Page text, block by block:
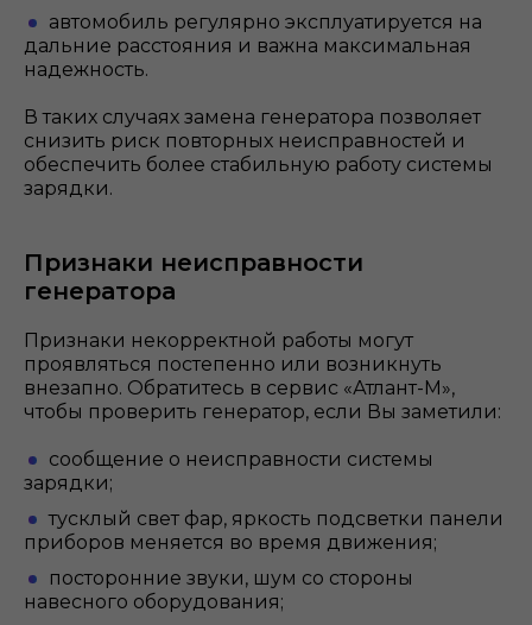
автомобиль регулярно эксплуатируется на
дальние расстояния и важна максимальная
надежность.
В таких случаях замена генератора позволяет
снизить риск повторных неисправностей и
обеспечить более стабильную работу системы
зарядки.
Признаки неисправности
генератора
Признаки некорректной работы могут
проявляться постепенно или возникнуть
внезапно. Обратитесь в сервис «Атлант-М»,
чтобы проверить генератор, если Вы заметили:
сообщение о неисправности системы
зарядки;
тусклый свет фар, яркость подсветки панели
приборов меняется во время движения;
посторонние звуки, шум со стороны
навесного оборудования;